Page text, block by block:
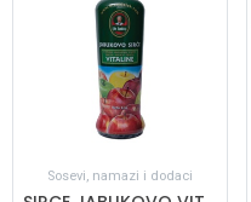
Sosevi, namazi i dodaci